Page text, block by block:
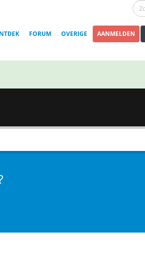
FORUM OVERIGE AANMELDEN